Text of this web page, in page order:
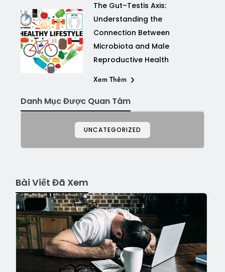
The Gut–Testis Axis:
Understanding the
Connection Between
Microbiota and Male
Reproductive Health
Xem Thêm
Danh Mục Được Quan Tâm
UNCATEGORIZED
Bài Viết Đã Xem